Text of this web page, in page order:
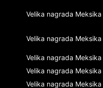
Velika nagrada Meksika
Velika nagrada Meksika
Velika nagrada Meksika
Velika nagrada Meksika
Velika nagrada Meksika